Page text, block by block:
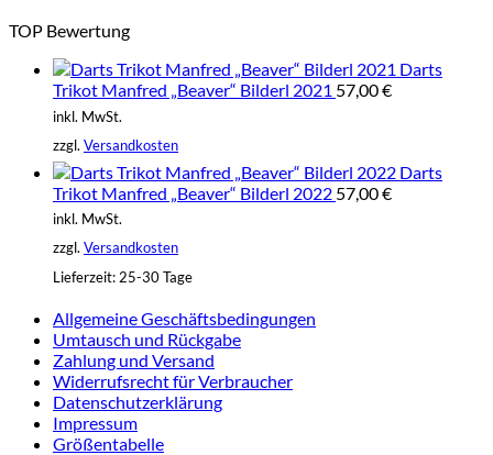
TOP Bewertung
Darts
Trikot Manfred „Beaver“ Bilderl 2021 57,00€
inkl. MwSt.
zzgl. Versandkosten
Darts
Trikot Manfred „Beaver“ Bilderl 2022 57,00€
inkl. MwSt.
zzgl. Versandkosten
Lieferzeit: 25-30 Tage
Allgemeine Geschäftsbedingungen
Umtausch und Rückgabe
Zahlung und Versand
Widerrufsrecht für Verbraucher
Datenschutzerklärung
Impressum
Größentabelle